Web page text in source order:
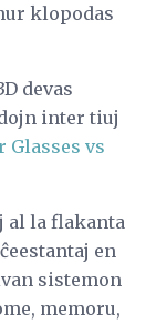
klopodas
devas
inter tiuj
Glasses vs
al la flakanta
en
sistemon
memoru,